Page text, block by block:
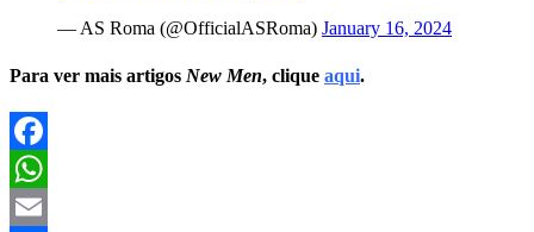
— AS Roma (@OfficialASRoma) January 16, 2024
Para ver mais artigos New Men, clique aqui.
Facebook
WhatsApp